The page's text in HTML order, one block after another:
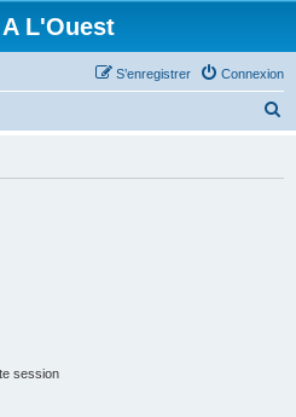
L'Ouest
Connexion
S’enregistrer
session